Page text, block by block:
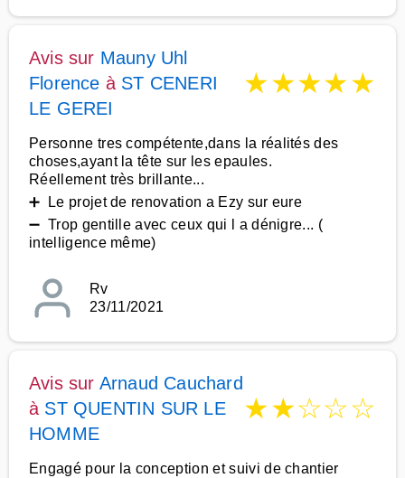
Avis sur Mauny Uhl
Florence à ST CENERI
LE GEREI
★★★★★
Personne tres compétente,dans la réalités des
choses,ayant la tête sur les epaules.
Réellement très brillante...
➕ Le projet de renovation a Ezy sur eure
➖ Trop gentille avec ceux qui l a dénigre... (
intelligence même)
Rv
23/11/2021
Avis sur Arnaud Cauchard
à ST QUENTIN SUR LE
HOMME
★★☆☆☆
Engagé pour la conception et suivi de chantier